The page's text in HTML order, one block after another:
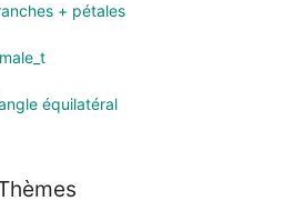
+ pétales
équilatéral